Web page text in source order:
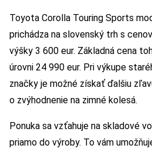
Toyota Corolla Touring Sports
prichádza na slovenský trh s
výšky 3 600 eur. Základná cena
úrovni 24 990 eur. Pri výkupe
značky je možné získať ďalšiu
o zvýhodnenie na zimné kolesá.
Ponuka sa vzťahuje na skladové
priamo do výroby. To vám